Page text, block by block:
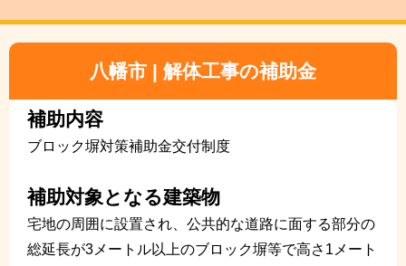
八幡市 | 解体工事の補助金
補助内容
ブロック塀対策補助金交付制度
補助対象となる建築物
宅地の周囲に設置され、公共的な道路に面する部分の
総延長が3メートル以上のブロック塀等で高さ1メート